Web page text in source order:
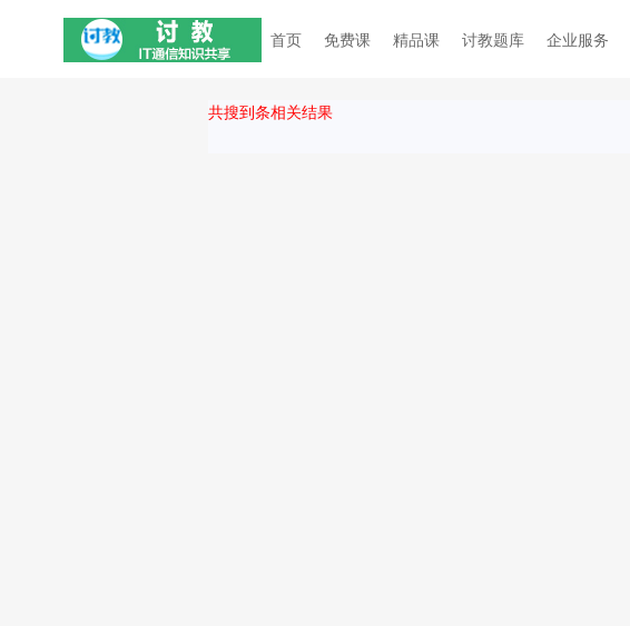
首页 免费课 精品课 讨教题库 企业服务
共搜到 条相关结果